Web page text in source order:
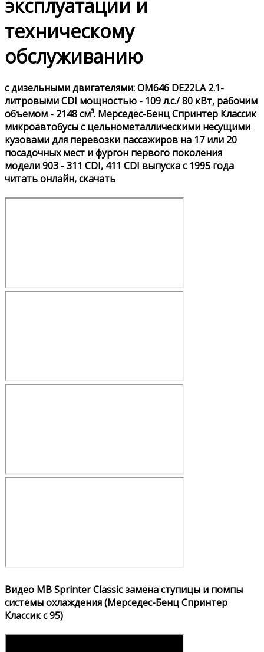
эксплуатации и
техническому
обслуживанию
с дизельными двигателями: OM646 DE22LA 2.1-
литровыми CDI мощностью - 109 л.с./ 80 кВт, рабочим
объемом - 2148 см³. Мерседес-Бенц Спринтер Классик
микроавтобусы с цельнометаллическими несущими
кузовами для перевозки пассажиров на 17 или 20
посадочных мест и фургон первого поколения
модели 903 - 311 CDI, 411 CDI выпуска с 1995 года
читать онлайн, скачать
Видео MB Sprinter Classic замена ступицы и помпы
системы охлаждения (Мерседес-Бенц Спринтер
Классик с 95)